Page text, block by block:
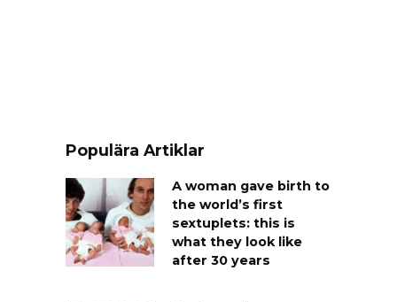
Populära Artiklar
A woman gave birth to
the world’s first
sextuplets: this is
what they look like
after 30 years